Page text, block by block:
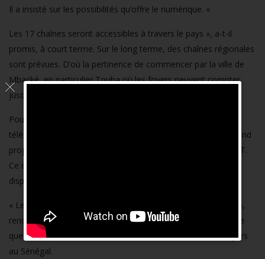
Il a insisté sur les possibilités qu’offre le numérique. «
Les 17 chaînes seront accessibles à travers le pays », a-t-il
promis, à court terme. Sur le long terme, des chaînes régionales
sont prévues. D’où la pertinence de commencer par la ville de
Mbacké, en particulier Touba où les foyers peuvent compter
jusqu’à une dizaine de téléviseurs.
Pour sa part, Mayé Diouf qui représentait la société Excaf
télécom qui est le partenaire de l’Etat du Sénégal dans ce grand
projet, la journée du lundi marquera un grand pas vers la TNT.
Ce qui va changer selon elle, « c’est que les populations vont
disposer d’une qualité d’image et de son indiscutables. »
« Les inégalités entre Dakar et les Régions n’existeront plus »,
renchérit la Directrice commerciale d’Excaf télécom qui révèle
que le basculement vers la TNT concerne 1,5 million de foyers
au Sénégal.